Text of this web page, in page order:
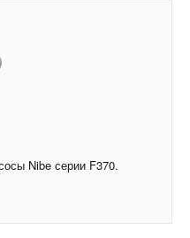
Nibe серии F370.